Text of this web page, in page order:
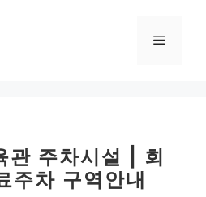
메
관 주차시설 | 회
주차 구역안내